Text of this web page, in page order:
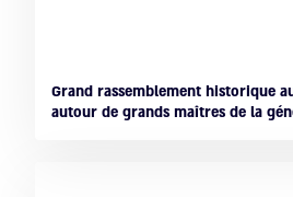
Grand rassemblement historique
autour de grands maîtres de la